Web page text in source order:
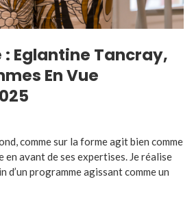
Eglantine Tancray,
En Vue
comme sur la forme agit bien comme
en avant de ses expertises. Je réalise
d’un programme agissant comme un